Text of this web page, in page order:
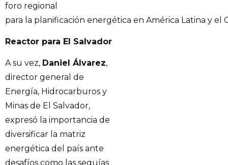
foro regional
para la planificación energética en América Latina y el
Reactor para El Salvador
A su vez, Daniel Álvarez,
director general de
Energía, Hidrocarburos y
Minas de El Salvador,
expresó la importancia de
diversificar la matriz
energética del país ante
desafíos como las sequías